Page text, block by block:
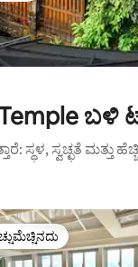
ಸ್ಥಳ, ಸ್ವಚ್ಛತೆ ಮತ್ತು